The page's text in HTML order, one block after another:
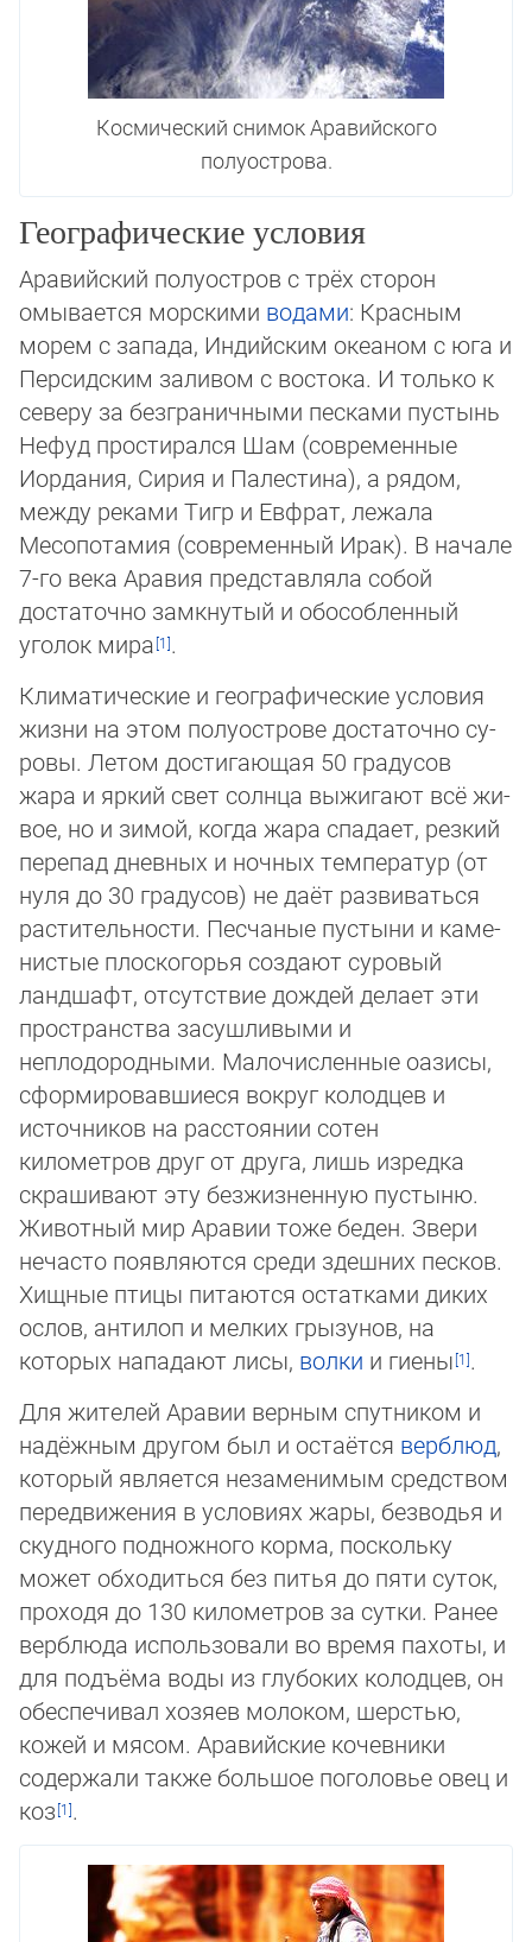
Космический снимок Аравийского
полуострова.
Географические условия
Аравийский полуостров с трёх сторон
омывается морскими водами: Красным
морем с запада, Индийским океаном с юга и
Персидским заливом с востока. И только к
северу за безграничными песками пустынь
Нефуд простирался Шам (сов­ре­менные
Иордания, Сирия и Палестина), а рядом,
между реками Тигр и Евфрат, лежала
Месопотамия (сов­ре­менный Ирак). В начале
7-го века Аравия представляла собой
достаточно зам­кну­тый и обособленный
уголок мира
.
Климатические и географические условия
жизни на этом полуострове достаточно су­
ро­вы. Летом достигающая 50 градусов
жара и яркий свет солнца выжигают всё жи­
вое, но и зимой, когда жара спадает, резкий
перепад дневных и ночных температур (от
нуля до 30 градусов) не даёт развиваться
растительности. Песчаные пустыни и ка­ме­
нис­тые плоскогорья создают суровый
ландшафт, отсутствие дождей делает эти
прос­тран­ст­ва засушливыми и
неплодородными. Малочисленные оазисы,
сформиро­вав­ши­еся вокруг колодцев и
источников на расстоянии сотен
километров друг от друга, лишь изредка
скрашивают эту безжизненную пустыню.
Животный мир Аравии тоже беден. Звери
нечасто появляются среди здешних песков.
Хищные птицы питаются ос­татками диких
ослов, антилоп и мелких грызунов, на
которых нападают лисы, волки и гиены
.
Для жителей Аравии верным спутником и
надёжным другом был и остаётся верблюд,
который является незаменимым средством
передвижения в условиях жары, безводья и
скудного подножного корма, поскольку
может обходиться без питья до пяти суток,
проходя до 130 километров за сутки. Ранее
верблюда использовали во время пахоты, и
для подъёма воды из глубоких колодцев, он
обеспечивал хозяев молоком, шерстью,
кожей и мясом. Аравийские кочевники
содержали также большое поголовье овец и
коз
.